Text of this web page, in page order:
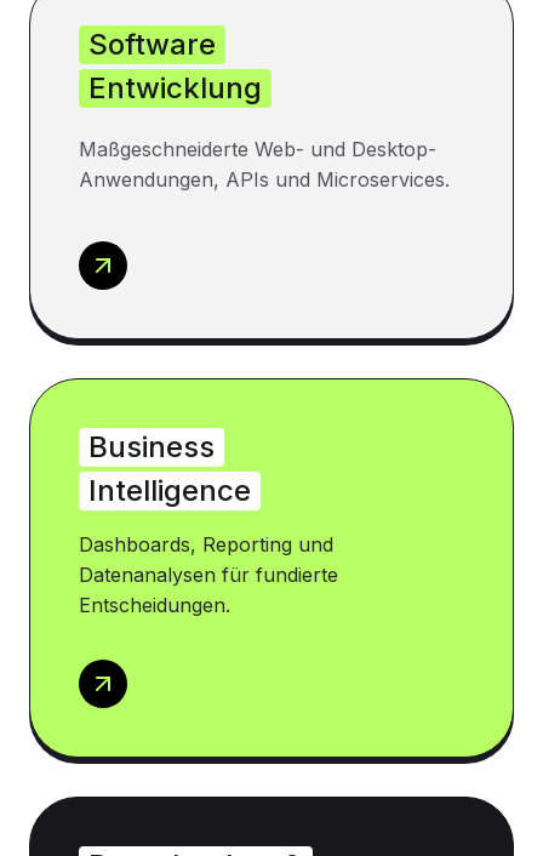
Software
Entwicklung
Maßgeschneiderte Web- und Desktop-
Anwendungen, APIs und Microservices.
Business
Intelligence
Dashboards, Reporting und
Datenanalysen für fundierte
Entscheidungen.